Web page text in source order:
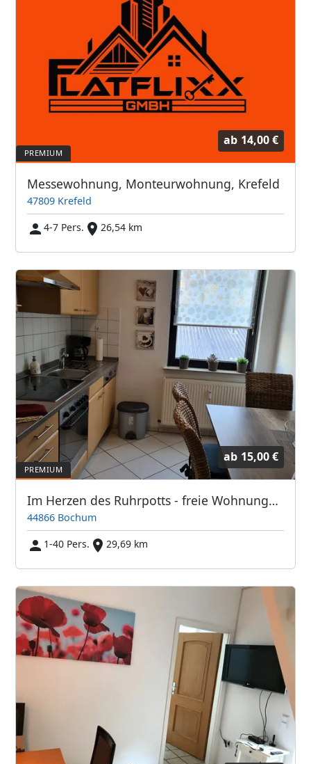
ab 14,00 €
Messewohnung, Monteurwohnung, Krefeld
47809 Krefeld
4-7 Pers.
26,54 km
ab 15,00 €
Im Herzen des Ruhrpotts - freie Wohnungen!
44866 Bochum
1-40 Pers.
29,69 km